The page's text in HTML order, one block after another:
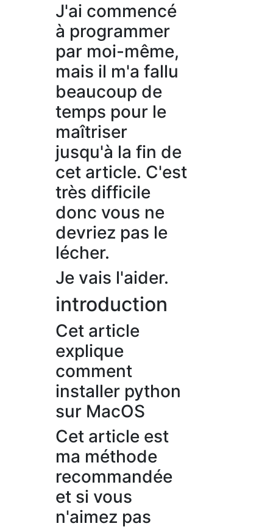
J'ai commencé
à programmer
par moi-même,
mais il m'a fallu
beaucoup de
temps pour le
maîtriser
jusqu'à la fin de
cet article. C'est
très difficile
donc vous ne
devriez pas le
lécher.
Je vais l'aider.
introduction
Cet article
explique
comment
installer python
sur MacOS
Cet article est
ma méthode
recommandée
et si vous
n'aimez pas